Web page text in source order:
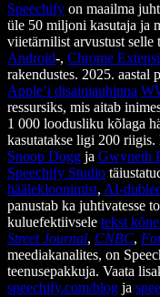
Speechify on maailma
üle 50 miljoni kasutaja ja
viietärnilist arvustust selle
Android-, Chrome
rakendustes. 2025. aastal
Apple’i disainiauhinna
ressursiks, mis aitab
1 000 loodusliku kõlaga
kasutatakse ligi 200 riigis.
Snoop Dogg ja Gwyneth
Speechify Studio
häälekloonimist, AI-
panustab ka juhtivatesse
kuluefektiivsele tekst
Street Journal, CNBC,
meediakanalites, on
teenusepakkuja. Vaata
speechify.com/blog ja